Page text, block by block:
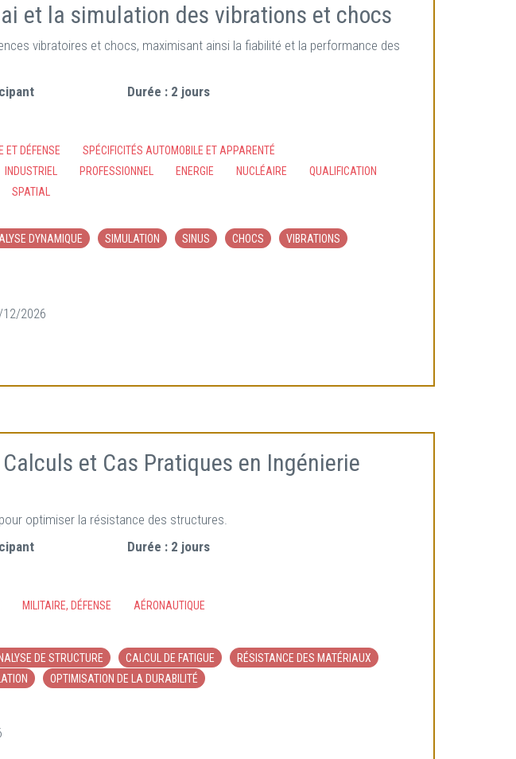
et la simulation des vibrations et chocs
vibratoires et chocs, maximisant ainsi la fiabilité et la performance des
Durée : 2 jours
ET DÉFENSE
SPÉCIFICITÉS AUTOMOBILE ET APPARENTÉ
INDUSTRIEL PROFESSIONNEL ENERGIE NUCLÉAIRE
QUALIFICATION
SPATIAL
DYNAMIQUE SIMULATION SINUS CHOCS
VIBRATIONS
2026
et Cas Pratiques en Ingénierie
optimiser la résistance des structures.
Durée : 2 jours
MILITAIRE, DÉFENSE AÉRONAUTIQUE
DE STRUCTURE CALCUL DE FATIGUE
RÉSISTANCE DES MATÉRIAUX
OPTIMISATION DE LA DURABILITÉ